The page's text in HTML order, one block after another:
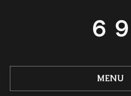
６９
MENU